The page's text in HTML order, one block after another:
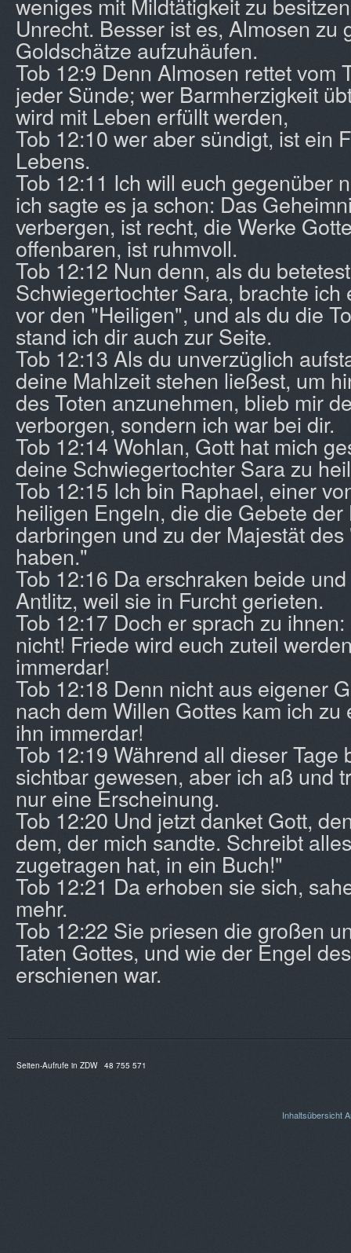
Unrecht. Besser ist es, Almosen zu
Goldschätze aufzuhäufen.
Tob 12:9 Denn Almosen rettet vom
jeder Sünde; wer Barmherzigkeit
wird mit Leben erfüllt werden,
Tob 12:10 wer aber sündigt, ist ein
Lebens.
Tob 12:11 Ich will euch gegenüber
ich sagte es ja schon: Das
verbergen, ist recht, die Werke
offenbaren, ist ruhmvoll.
Tob 12:12 Nun denn, als du
Schwiegertochter Sara, brachte ich
vor den "Heiligen", und als du die
stand ich dir auch zur Seite.
Tob 12:13 Als du unverzüglich
deine Mahlzeit stehen ließest, um
des Toten anzunehmen, blieb mir
verborgen, sondern ich war bei dir.
Tob 12:14 Wohlan, Gott hat mich
deine Schwiegertochter Sara zu
Tob 12:15 Ich bin Raphael, einer
heiligen Engeln, die die Gebete der
darbringen und zu der Majestät
haben."
Tob 12:16 Da erschraken beide
Antlitz, weil sie in Furcht gerieten.
Tob 12:17 Doch er sprach zu
nicht! Friede wird euch zuteil
immerdar!
Tob 12:18 Denn nicht aus eigener
nach dem Willen Gottes kam ich
ihn immerdar!
Tob 12:19 Während all dieser Tage
sichtbar gewesen, aber ich aß und
nur eine Erscheinung.
Tob 12:20 Und jetzt danket Gott,
dem, der mich sandte. Schreibt
zugetragen hat, in ein Buch!"
Tob 12:21 Da erhoben sie sich,
mehr.
Tob 12:22 Sie priesen die großen
Taten Gottes, und wie der Engel
erschienen war.
Seiten-Aufrufe in ZDW 48 755 571
Inhaltsübersicht